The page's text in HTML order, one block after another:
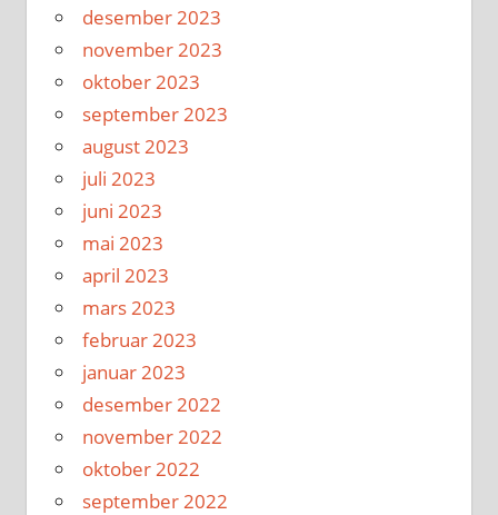
desember 2023
november 2023
oktober 2023
september 2023
august 2023
juli 2023
juni 2023
mai 2023
april 2023
mars 2023
februar 2023
januar 2023
desember 2022
november 2022
oktober 2022
september 2022